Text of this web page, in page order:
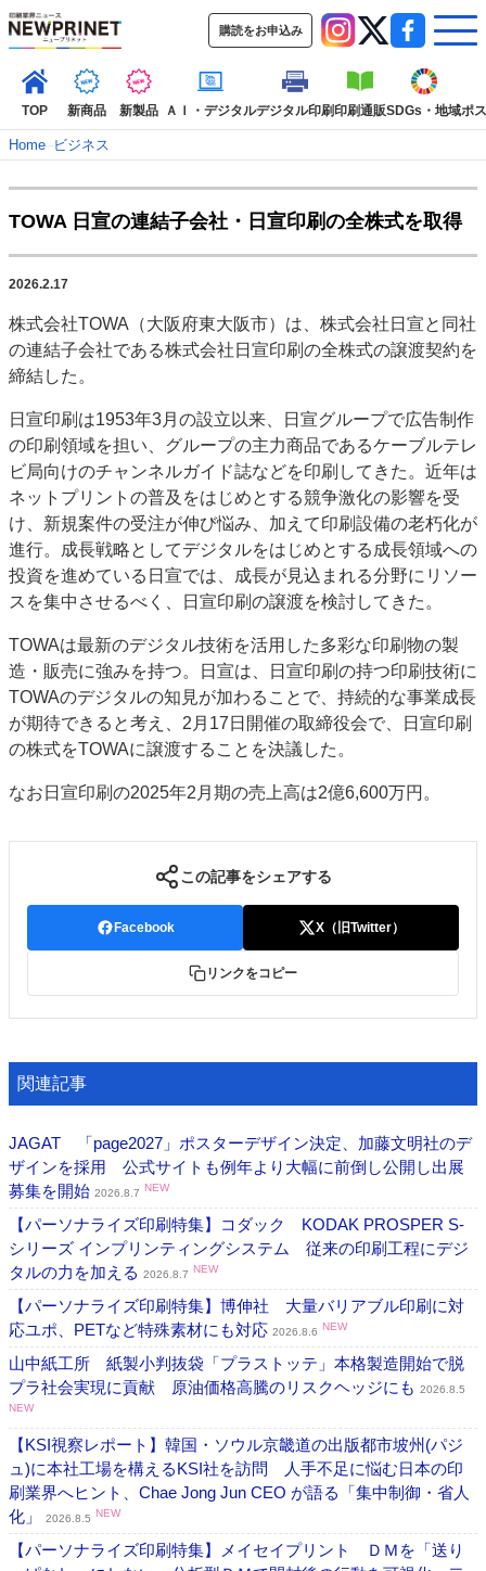
購読をお申込み
TOP 新商品 新製品 ＡＩ・デジタルデジタル印刷印刷通販SDGs・地域ポ
インタビュー
コレクション
新商品 新製品 ＡＩ・デジタル デジタル印刷
印刷通販
SDGs・地域
特集記事カテゴリー一覧
2022 見える化・MIS特集
特集・デジタル印刷 アイデアで勝負！ ～多様なビジネス・多彩な商材～
JAPAN PACK 2023 特集
中古印刷機・製本機特集
2022 検査・校正特集
特集・デジタル印刷 ～ 新成長軌道を描く
案内
発刊案内
JFPI印刷用語集 印刷機材年鑑
運営
会社案内
購読・購入申し込み
サイトポリシー
お問い合わせ
Home–ビジネス
TOWA 日宣の連結子会社・日宣印刷の全株式を取得
2026.2.17
株式会社TOWA（大阪府東大阪市）は、株式会社日宣と同社
の連結子会社である株式会社日宣印刷の全株式の譲渡契約を
締結した。
日宣印刷は1953年3月の設立以来、日宣グループで広告制作
の印刷領域を担い、グループの主力商品であるケーブルテレ
ビ局向けのチャンネルガイド誌などを印刷してきた。近年は
ネットプリントの普及をはじめとする競争激化の影響を受
け、新規案件の受注が伸び悩み、加えて印刷設備の老朽化が
進行。成長戦略としてデジタルをはじめとする成長領域への
投資を進めている日宣では、成長が見込まれる分野にリソー
スを集中させるべく、日宣印刷の譲渡を検討してきた。
TOWAは最新のデジタル技術を活用した多彩な印刷物の製
造・販売に強みを持つ。日宣は、日宣印刷の持つ印刷技術に
TOWAのデジタルの知見が加わることで、持続的な事業成長
が期待できると考え、2月17日開催の取締役会で、日宣印刷
の株式をTOWAに譲渡することを決議した。
なお日宣印刷の2025年2月期の売上高は2億6,600万円。
この記事をシェアする
Facebook X（旧Twitter）
リンクをコピー
関連記事
JAGAT 「page2027」ポスターデザイン決定、加藤文明社のデ
ザインを採用 公式サイトも例年より大幅に前倒し公開し出展
募集を開始 2026.8.7 NEW
【パーソナライズ印刷特集】コダック KODAK PROSPER S-
シリーズ インプリンティングシステム 従来の印刷工程にデジ
タルの力を加える 2026.8.7 NEW
【パーソナライズ印刷特集】博伸社 大量バリアブル印刷に対
応ユポ、PETなど特殊素材にも対応 2026.8.6 NEW
山中紙工所 紙製小判抜袋「プラストッテ」本格製造開始で脱
プラ社会実現に貢献 原油価格高騰のリスクヘッジにも 2026.8.5
NEW
【KSI視察レポート】韓国・ソウル京畿道の出版都市坡州(パジ
ュ)に本社工場を構えるKSI社を訪問 人手不足に悩む日本の印
刷業界へヒント、Chae Jong Jun CEO が語る「集中制御・省人
化」
2026.8.5 NEW
【パーソナライズ印刷特集】メイセイプリント ＤＭを「送り